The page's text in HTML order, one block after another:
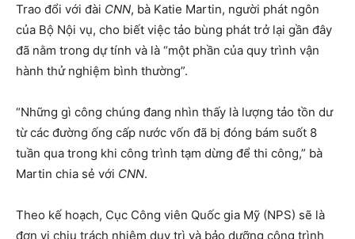
Trao đổi với đài CNN, bà Katie Martin, người phát ngôn
của Bộ Nội vụ, cho biết việc tảo bùng phát trở lại gần đây
đã nằm trong dự tính và là “một phần của quy trình vận
hành thử nghiệm bình thường”.
“Những gì công chúng đang nhìn thấy là lượng tảo tồn dư
từ các đường ống cấp nước vốn đã bị đóng bám suốt 8
tuần qua trong khi công trình tạm dừng để thi công,” bà
Martin chia sẻ với CNN.
Theo kế hoạch, Cục Công viên Quốc gia Mỹ (NPS) sẽ là
đơn vị chịu trách nhiệm duy trì và bảo dưỡng công trình